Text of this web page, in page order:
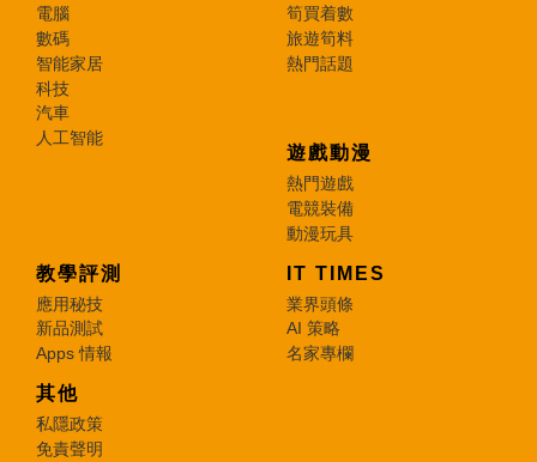
電腦
數碼
智能家居
科技
汽車
人工智能
筍買着數
旅遊筍料
熱門話題
遊戲動漫
熱門遊戲
電競裝備
動漫玩具
教學評測
應用秘技
新品測試
Apps 情報
IT TIMES
業界頭條
AI 策略
名家專欄
其他
私隱政策
免責聲明